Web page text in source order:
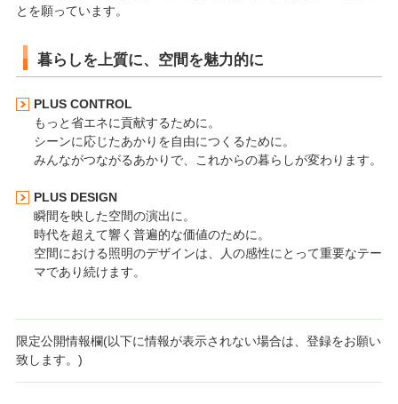
とを願っています。
暮らしを上質に、空間を魅力的に
PLUS CONTROL
もっと省エネに貢献するために。
シーンに応じたあかりを自由につくるために。
みんながつながるあかりで、これからの暮らしが変わります。
PLUS DESIGN
瞬間を映した空間の演出に。
時代を超えて響く普遍的な価値のために。
空間における照明のデザインは、人の感性にとって重要なテー
マであり続けます。
限定公開情報欄(以下に情報が表示されない場合は、登録をお願い
致します。)